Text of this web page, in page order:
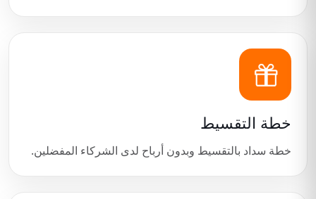
خطة التقسيط
خطة سداد بالتقسيط وبدون أرباح لدى الشركاء المفضلين.